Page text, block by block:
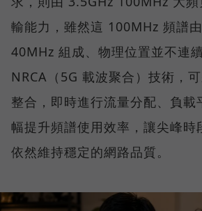
輸能力，雖然這 100MHz 頻譜
40MHz 組成、物理位置並不連
NRCA（5G 載波聚合）技術，
整合，即時進行流量分配、負載
幅提升頻譜使用效率，讓尖峰時
依然維持穩定的網路品質。